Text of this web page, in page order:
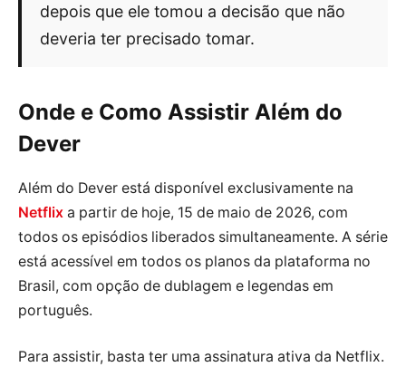
depois que ele tomou a decisão que não
deveria ter precisado tomar.
Onde e Como Assistir Além do
Dever
Além do Dever está disponível exclusivamente na
Netflix a partir de hoje, 15 de maio de 2026, com
todos os episódios liberados simultaneamente. A série
está acessível em todos os planos da plataforma no
Brasil, com opção de dublagem e legendas em
português.
Para assistir, basta ter uma assinatura ativa da Netflix.